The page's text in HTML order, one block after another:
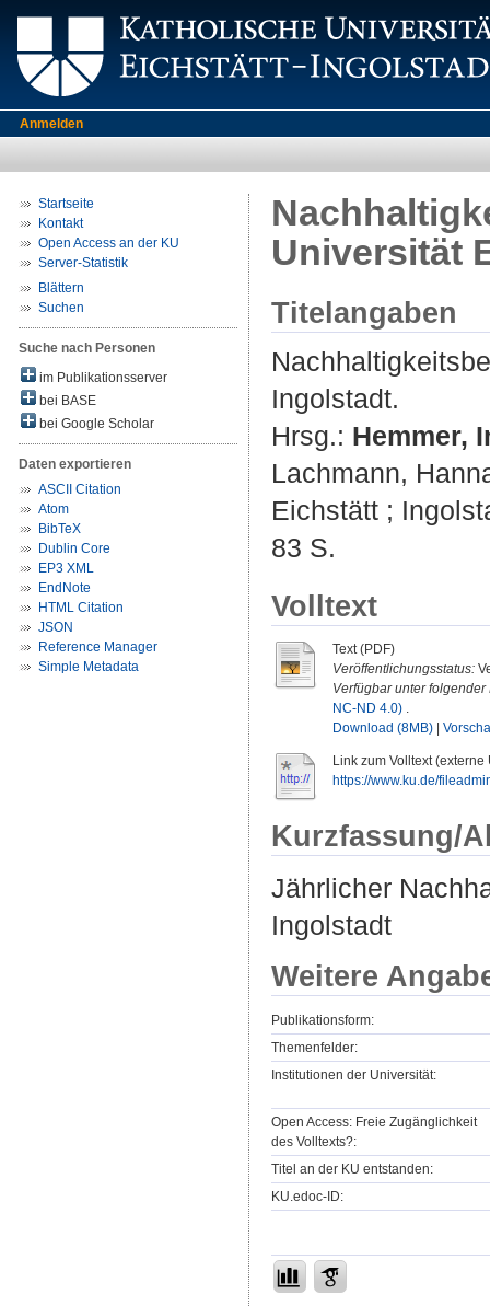
Anmelden
Startseite
Kontakt
Open Access an der KU
Server-Statistik
Blättern
Suchen
Suche nach Personen
im Publikationsserver
bei BASE
bei Google Scholar
Daten exportieren
ASCII Citation
Atom
BibTeX
Dublin Core
EP3 XML
EndNote
HTML Citation
JSON
Reference Manager
Simple Metadata
Universität
Titelangaben
Ingolstadt.
Hrsg.: Hemmer,
Lachmann,
Eichstätt ;
83 S.
Volltext
Text (PDF)
Veröffentlichungsstatus:
Verfügbar unter folgender
NC-ND 4.0) .
Download (8MB)
Link zum Volltext (externe
https://www.ku.de/
Kurzfassung/
Jährlicher
Ingolstadt
Weitere
Publikationsform:
Themenfelder:
Institutionen der Universität:
Open Access: Freie Zugänglichkeit
des Volltexts?:
Titel an der KU entstanden:
KU.edoc-ID: